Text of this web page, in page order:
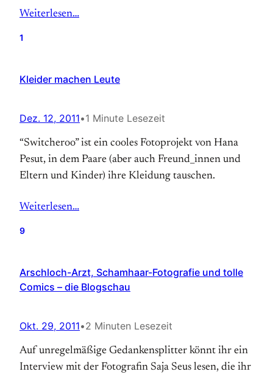
Weiterlesen…
1
Kleider machen Leute
Dez. 12, 2011•1 Minute Lesezeit
“Switcheroo” ist ein cooles Fotoprojekt von Hana
Pesut, in dem Paare (aber auch Freund_innen und
Eltern und Kinder) ihre Kleidung tauschen.
Weiterlesen…
9
Arschloch-Arzt, Schamhaar-Fotografie und tolle
Comics – die Blogschau
Okt. 29, 2011•2 Minuten Lesezeit
Auf unregelmäßige Gedankensplitter könnt ihr ein
Interview mit der Fotografin Saja Seus lesen, die ihr